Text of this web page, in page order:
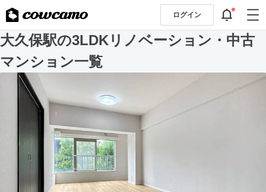
ログイン
大久保駅の3LDKリノベーション・中古
マンション一覧